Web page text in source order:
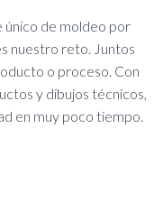
único de moldeo por
nuestro reto. Juntos
o proceso. Con
y dibujos técnicos,
en muy poco tiempo.